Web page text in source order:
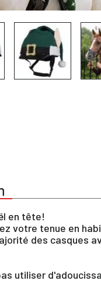
en tête!
votre tenue en
des casques
utiliser